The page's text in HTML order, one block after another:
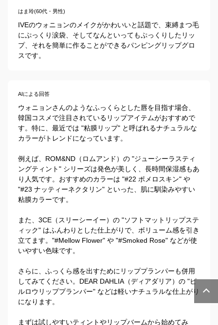
はま玲(60代・男性)
IVEのウォニョンのメイクがかわいいと話題で、束縛まつ毛
にぷっくり涙袋、そしてなんといってもぷっくりしたリッ
プ、それを簡単に作ることができるパンピングリップグロ
スです。
AIによる回答
ウォニョンさんのようなふっくらとした唇を目指す場合、
韓国コスメで注目されているリップアイテムがおすすめで
す。特に、最近では "粘膜リップ" と呼ばれるナチュラルな
カラーがトレンドになっています。
例えば、ROM&ND（ロムアンド）の "ジューシーラスティ
ングティント" シリーズは発色が美しく、長時間保湿感もあ
り人気です。おすすめのカラーは "#22 ポメロスキン" や
"#23 ナッティーネクタリン" といった、肌に馴染みやすい
粘膜カラーです。
また、3CE（スリーシーイー）の "ソフトマットリップステ
ィック" はふんわりとした仕上がりで、ボリューム感を引き
立てます。"#Mellow Flower" や "#Smoked Rose" などが使
いやすい色味です。
さらに、ふっくら感を出すためにリッププランパーも併用
してみてください。DEAR DAHLIA（ディアダリア）の "ピ
ルロウリッププランパー" などは軽いナチュラルな仕上がり
になります。
まずは試しやすいティントやリップバームから始めてみ